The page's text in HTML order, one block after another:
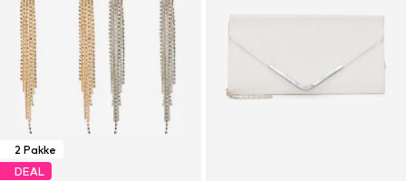
2 Pakke
DEAL